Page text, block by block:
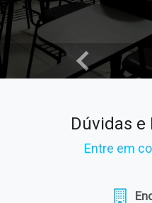
Dúvidas
Entre em